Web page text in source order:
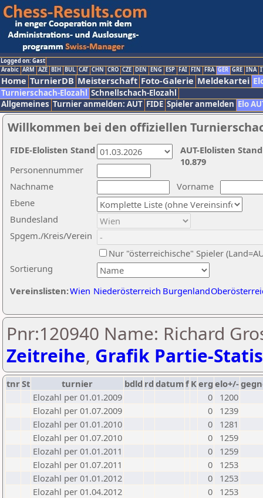
Logged on: Gast
Arabic ARM AZE BIH BUL CAT CHN CRO CZE DEN ENG ESP FAI FIN FRA GER GRE INA
Home TurnierDB Meisterschaft Foto-Galerie Meldekartei
Turnierschach-Elozahl Schnellschach-Elozahl
Allgemeines Turnier anmelden: AUT FIDE Spieler anmelden Elo
Willkommen bei den offiziellen
Nachname
Vorname
Ebene
Sortierung
Personennummer
Bundesland
Spgem./Kreis/Verein
Nur "österreichische" Spieler
Vereinslisten:Wien Niederösterreich Burgenland
AUT-Elolisten
10.879
FIDE-Elolisten Stand
Pnr:120940 Name: Richard
Zeitreihe, Grafik Partie-
tnrSt turnier bdld rd datumf Kerg elo+/-
Elozahl per 01.01.2009
0
1200
Elozahl per 01.07.2009
0
1239
Elozahl per 01.01.2010
0
1281
Elozahl per 01.07.2010
0
1259
Elozahl per 01.01.2011
0
1259
Elozahl per 01.07.2011
0
1253
Elozahl per 01.01.2012
0
1253
Elozahl per 01.04.2012
0
1253